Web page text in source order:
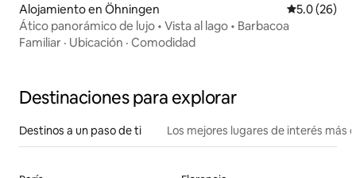
Alojamiento en Öhningen Calificación
5.0 (26)
Ático panorámico de lujo • Vista al lago • Barbacoa
Familiar · Ubicación · Comodidad
Destinaciones para explorar
Destinos a un paso de ti Los mejores lugares de interés más